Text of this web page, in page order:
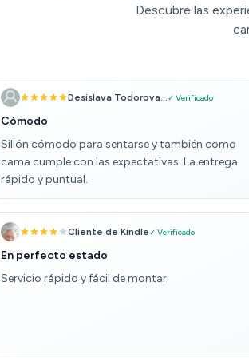
Descubre las
Desislava Todorova...✓ Verificado
Cómodo
Sillón cómodo para sentarse y también como
cama cumple con las expectativas. La entrega
rápido y puntual.
Cliente de Kindle✓ Verificado
En perfecto estado
Servicio rápido y fácil de montar